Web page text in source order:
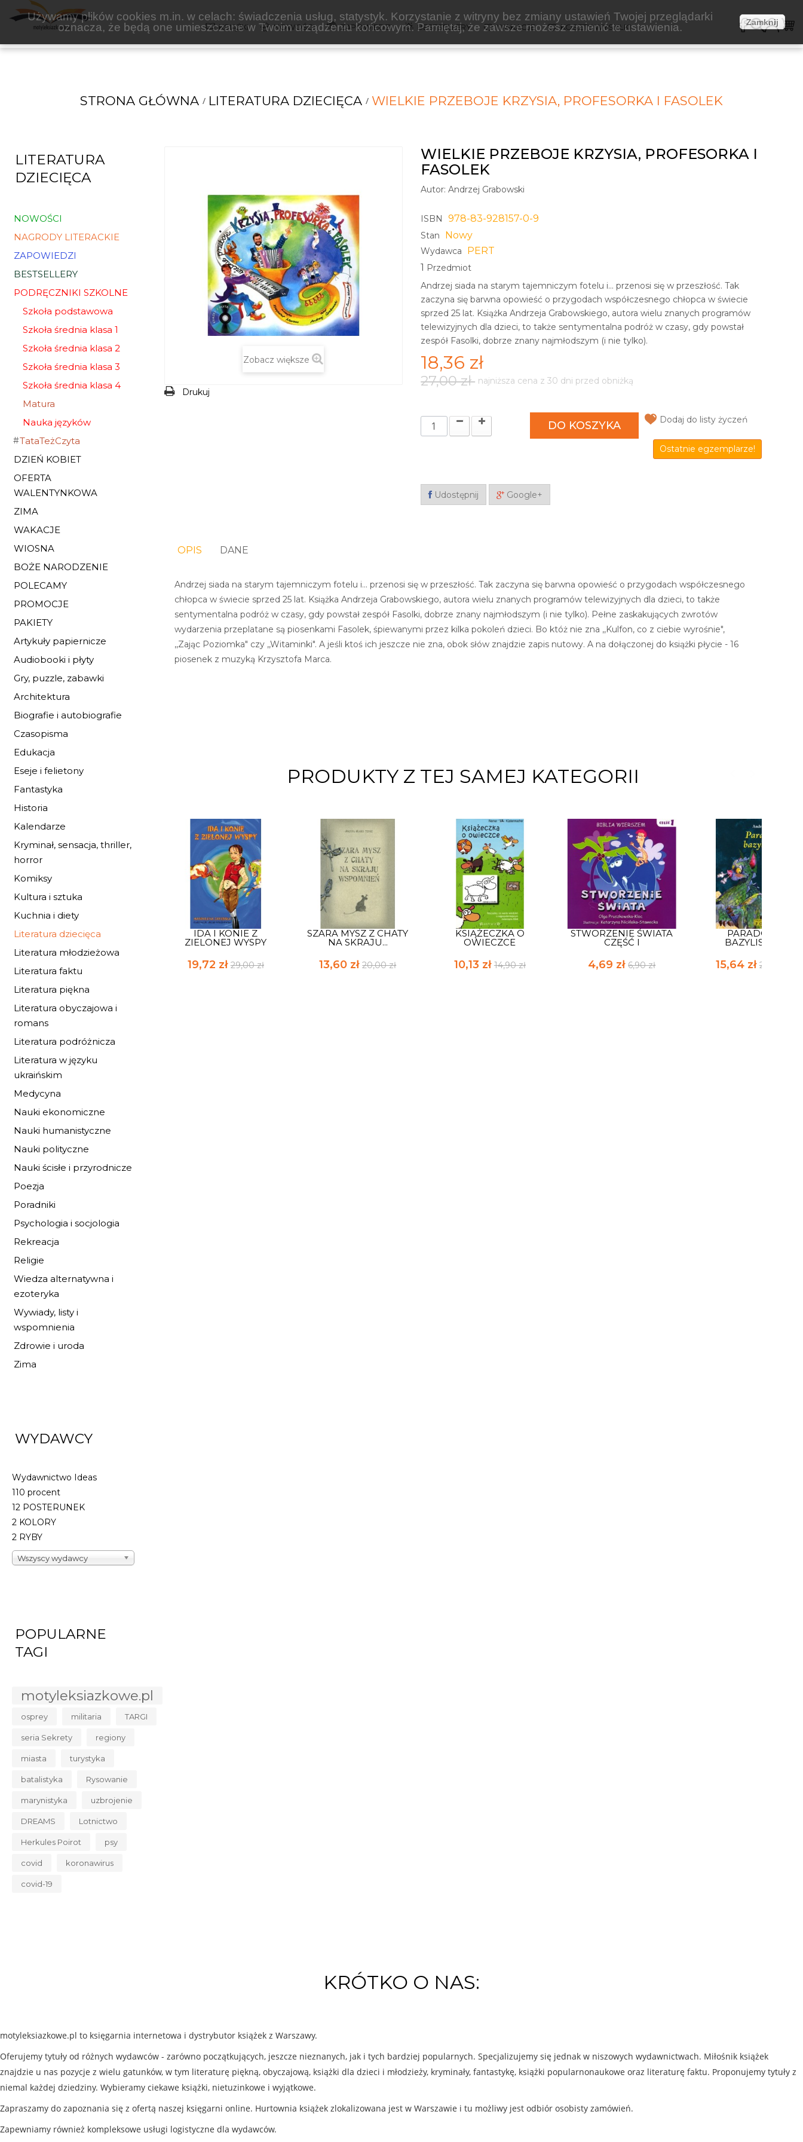
PERT
Używamy plików cookies m.in. w celach: świadczenia usług, statystyk. Korzystanie z witryny bez zmiany ustawień Twojej przeglądarki
oznacza, że będą one umieszczane w Twoim urządzeniu końcowym. Pamiętaj, że zawsze możesz zmienić te ustawienia.
Zamknij
KSIĄŻKI NOWOŚCI ZAPOWIEDZI BESTSELLERY WAKACJE KOSZTY WYSYŁKI
STRONA GŁÓWNA LITERATURA DZIECIĘCA WIELKIE PRZEBOJE KRZYSIA, PROFESORKA I FASOLEK
LITERATURA
DZIECIĘCA
NOWOŚCI
NAGRODY LITERACKIE
ZAPOWIEDZI
BESTSELLERY
PODRĘCZNIKI SZKOLNE
Szkoła podstawowa
Szkoła średnia klasa 1
Szkoła średnia klasa 2
Szkoła średnia klasa 3
Szkoła średnia klasa 4
Matura
Nauka języków
TataTeżCzyta
DZIEŃ KOBIET
OFERTA
WALENTYNKOWA
ZIMA
WAKACJE
WIOSNA
BOŻE NARODZENIE
POLECAMY
PROMOCJE
PAKIETY
Artykuły papiernicze
Audiobooki i płyty
Gry, puzzle, zabawki
Architektura
Biografie i autobiografie
Czasopisma
Edukacja
Eseje i felietony
Fantastyka
Historia
Kalendarze
Kryminał, sensacja, thriller,
horror
Komiksy
Kultura i sztuka
Kuchnia i diety
Literatura dziecięca
Literatura młodzieżowa
Literatura faktu
Literatura piękna
Literatura obyczajowa i
romans
Literatura podróżnicza
Literatura w języku
ukraińskim
Medycyna
Nauki ekonomiczne
Nauki humanistyczne
Nauki polityczne
Nauki ścisłe i przyrodnicze
Poezja
Poradniki
Psychologia i socjologia
Rekreacja
Religie
Wiedza alternatywna i
ezoteryka
Wywiady, listy i
wspomnienia
Zdrowie i uroda
Zima
WYDAWCY
Wydawnictwo Ideas
110 procent
12 POSTERUNEK
2 KOLORY
2 RYBY
Wszyscy wydawcy
POPULARNE
TAGI
motyleksiazkowe.pl
osprey militaria TARGI
seria Sekrety regiony
miasta turystyka
batalistyka Rysowanie
marynistyka uzbrojenie
DREAMS Lotnictwo
Herkules Poirot psy
covid koronawirus
covid-19
Zobacz większe
Drukuj
WIELKIE PRZEBOJE KRZYSIA, PROFESORKA I
FASOLEK
Autor: Andrzej Grabowski
ISBN 978-83-928157-0-9
Stan Nowy
Wydawca
PERT
1 Przedmiot
Andrzej siada na starym tajemniczym fotelu i... przenosi się w przeszłość. Tak
zaczyna się barwna opowieść o przygodach współczesnego chłopca w świecie
sprzed 25 lat. Książka Andrzeja Grabowskiego, autora wielu znanych programów
telewizyjnych dla dzieci, to także sentymentalna podróż w czasy, gdy powstał
zespół Fasolki, dobrze znany najmłodszym (i nie tylko).
18,36 zł
27,00 zł najniższa cena z 30 dni przed obniżką
DO KOSZYKA Dodaj do listy życzeń
Ostatnie egzemplarze!
Udostępnij Google+
OPIS DANE
Andrzej siada na starym tajemniczym fotelu i... przenosi się w przeszłość. Tak zaczyna się barwna opowieść o przygodach współczesnego
chłopca w świecie sprzed 25 lat. Książka Andrzeja Grabowskiego, autora wielu znanych programów telewizyjnych dla dzieci, to także
sentymentalna podróż w czasy, gdy powstał zespół Fasolki, dobrze znany najmłodszym (i nie tylko). Pełne zaskakujących zwrotów
wydarzenia przeplatane są piosenkami Fasolek, śpiewanymi przez kilka pokoleń dzieci. Bo któż nie zna ,,Kulfon, co z ciebie wyrośnie",
,,Zając Poziomka" czy ,,Witaminki". A jeśli ktoś ich jeszcze nie zna, obok słów znajdzie zapis nutowy. A na dołączonej do książki płycie - 16
piosenek z muzyką Krzysztofa Marca.
PRODUKTY Z TEJ SAMEJ KATEGORII
IDA I KONIE Z
ZIELONEJ WYSPY
19,72 zł 29,00 zł
SZARA MYSZ Z CHATY
NA SKRAJU...
13,60 zł20,00 zł
KSIĄŻECZKA O
OWIECZCE
10,13 zł 14,90 zł
STWORZENIE ŚWIATA
CZĘŚĆ I
4,69 zł6,90 zł
PARADOKS
BAZYLISZKA
15,64 zł 23,00 zł
KRÓTKO O NAS:
motyleksiazkowe.pl to księgarnia internetowa i dystrybutor książek z Warszawy.
Oferujemy tytuły od różnych wydawców - zarówno początkujących, jeszcze nieznanych, jak i tych bardziej popularnych. Specjalizujemy się jednak w niszowych wydawnictwach. Miłośnik książek
znajdzie u nas pozycje z wielu gatunków, w tym literaturę piękną, obyczajową, książki dla dzieci i młodzieży, kryminały, fantastykę, książki popularnonaukowe oraz literaturę faktu. Proponujemy tytuły z
niemal każdej dziedziny. Wybieramy ciekawe książki, nietuzinkowe i wyjątkowe.
Zapraszamy do zapoznania się z ofertą naszej księgarni online. Hurtownia książek zlokalizowana jest w Warszawie i tu możliwy jest odbiór osobisty zamówień.
Zapewniamy również kompleksowe usługi logistyczne dla wydawców.